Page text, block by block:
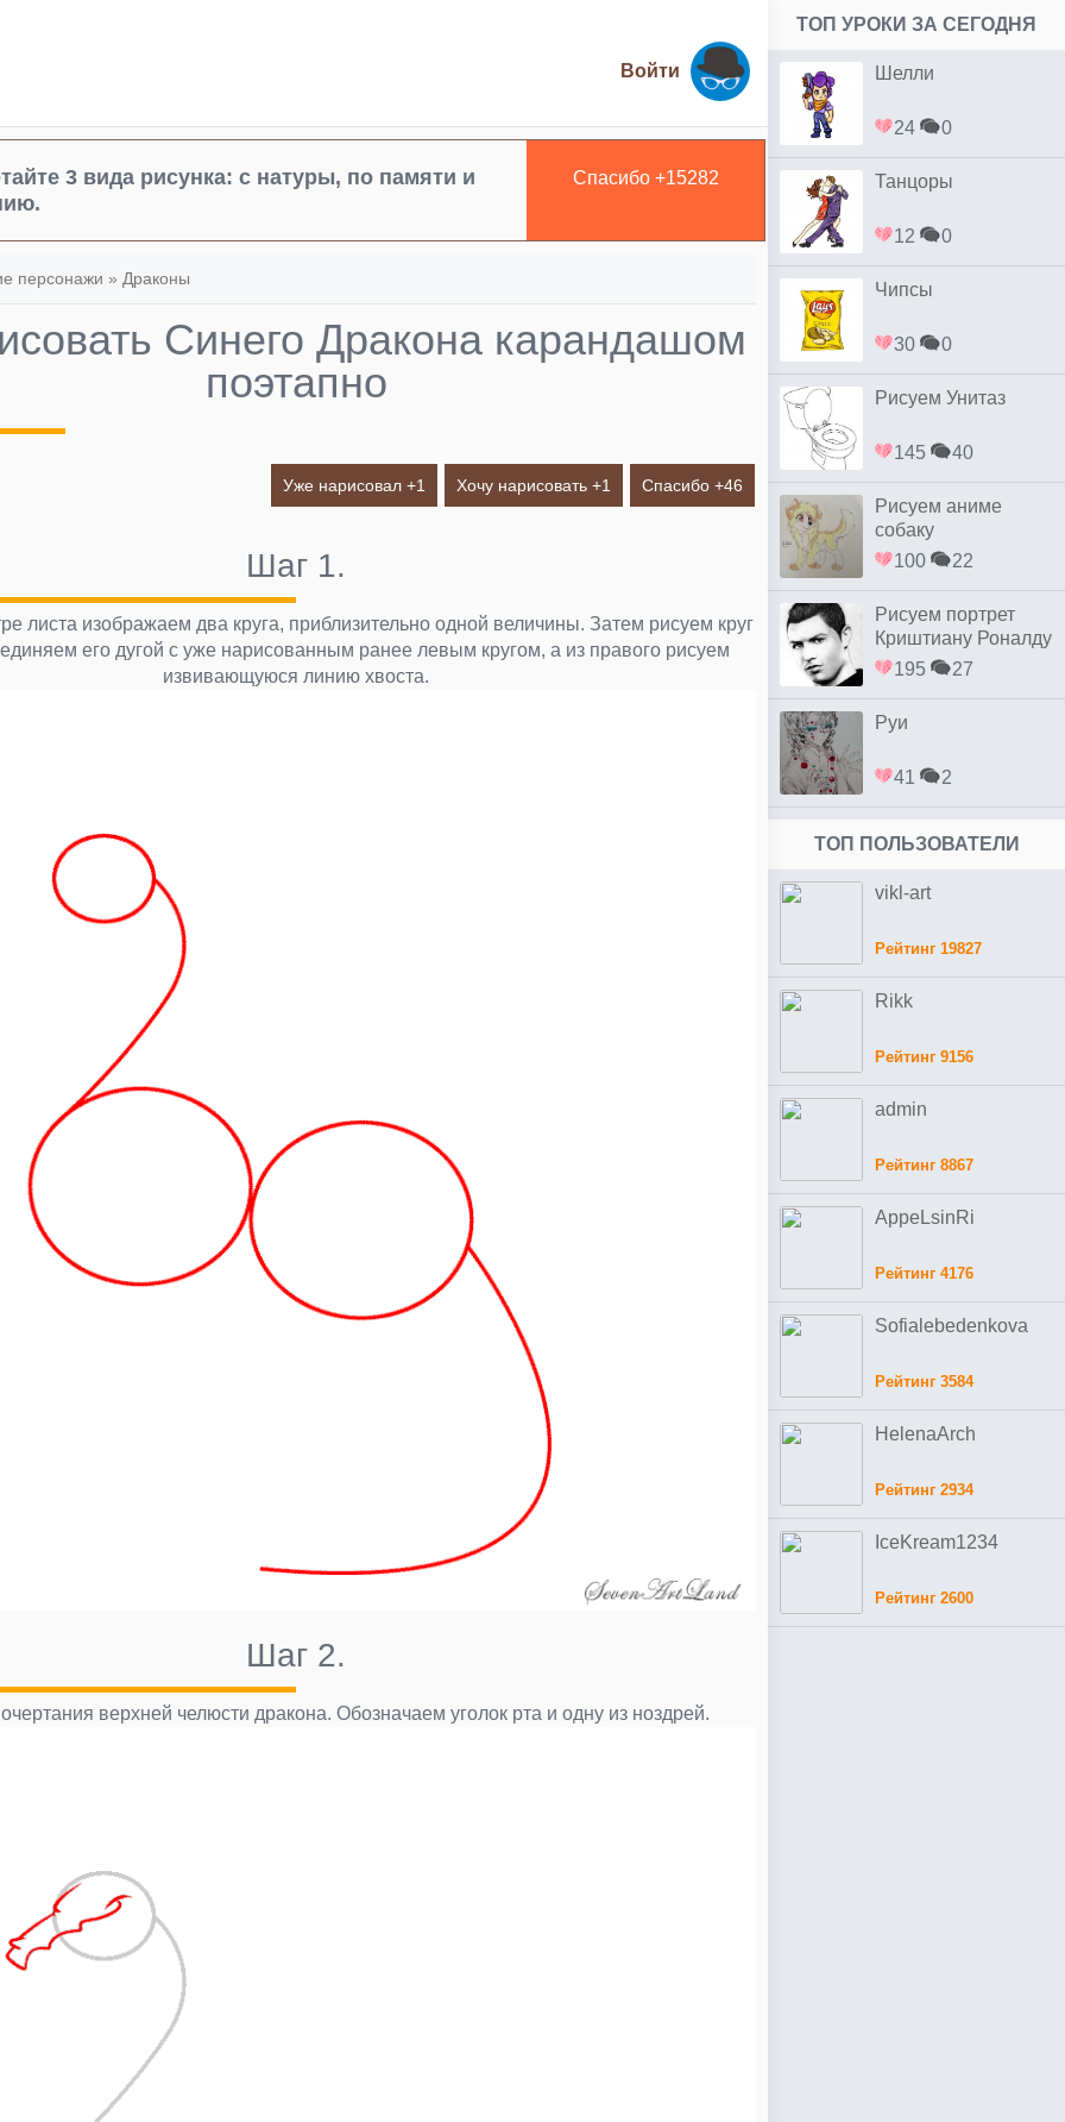
Войти
3 вида рисунка: с натуры, по памяти и
Спасибо +15282
персонажи » Драконы
Синего Дракона карандашом
поэтапно
Уже нарисовал +1 Хочу нарисовать +1 Спасибо +46
Шаг 1.
листа изображаем два круга, приблизительно одной величины. Затем рисуем круг
его дугой с уже нарисованным ранее левым кругом, а из правого рисуем
извивающуюся линию хвоста.
Шаг 2.
верхней челюсти дракона. Обозначаем уголок рта и одну из ноздрей.
ТОП УРОКИ ЗА СЕГОДНЯ
Шелли
24 0
Танцоры
12 0
Чипсы
30 0
Рисуем Унитаз
145 40
Рисуем аниме
собаку
100
22
Рисуем портрет
Криштиану Роналду
простым
195 27
Руи
41 2
ТОП ПОЛЬЗОВАТЕЛИ
vikl-art
Рейтинг 19827
Rikk
Рейтинг 9156
admin
Рейтинг 8867
AppeLsinRi
Рейтинг 4176
Sofialebedenkova
Рейтинг 3584
HelenaArch
Рейтинг 2934
IceKream1234
Рейтинг 2600